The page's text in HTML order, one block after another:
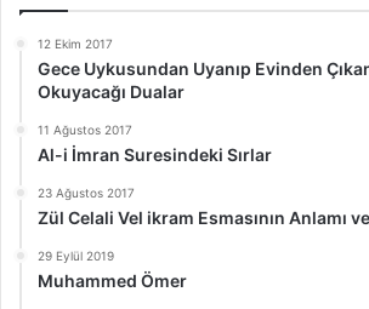
12 Ekim 2017
Gece Uykusundan Uyanıp Evinden
Okuyacağı Dualar
11 Ağustos 2017
Al-i İmran Suresindeki Sırlar
23 Ağustos 2017
Zül Celali Vel ikram Esmasının Anlamı
29 Eylül 2019
Muhammed Ömer